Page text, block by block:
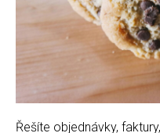
Řešíte objednávky,